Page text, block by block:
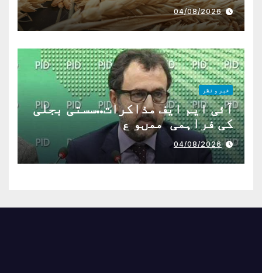
04/08/2026
خبر و نظر
آئی ایم ایف مذاکرات..سستی بجلی
کی فراہمی ممںو ع
04/08/2026